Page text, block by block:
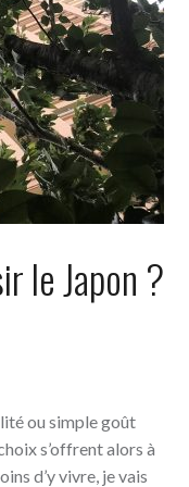
le Japon ?
ou simple goût
s’offrent alors à
d’y vivre, je vais